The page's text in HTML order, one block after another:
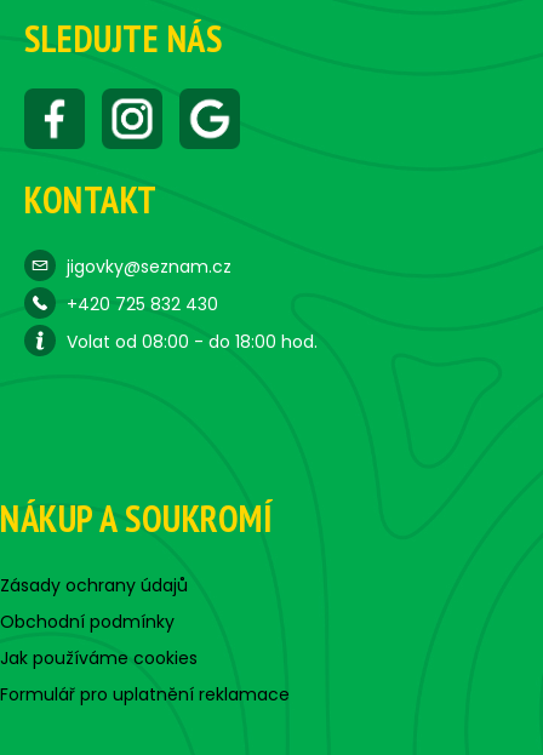
SLEDUJTE NÁS
KONTAKT
jigovky@seznam.cz
+420 725 832 430
Volat od 08:00 - do 18:00 hod.
NÁKUP A SOUKROMÍ
Zásady ochrany údajů
Obchodní podmínky
Jak používáme cookies
Formulář pro uplatnění reklamace